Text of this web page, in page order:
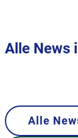
Alle News
Alle